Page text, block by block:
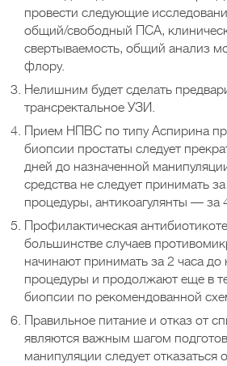
провести следующие
общий/свободный ПСА,
свертываемость, общий анализ
флору.
Нелишним будет сделать
трансректальное УЗИ.
Прием НПВС по типу Аспирина
биопсии простаты следует
дней до назначенной
средства не следует принимать
процедуры, антикоагулянты — за
Профилактическая
большинстве случаев
начинают принимать за 2 часа до
процедуры и продолжают еще в
биопсии по рекомендованной
Правильное питание и отказ от
являются важным шагом
манипуляции следует